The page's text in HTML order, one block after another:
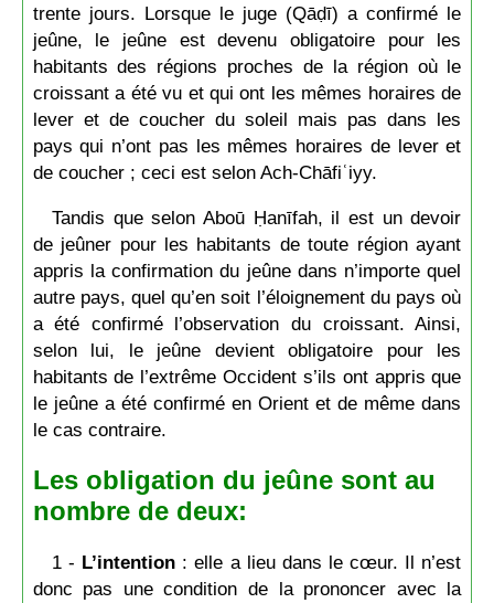
trente jours. Lorsque le juge (Qāḍī) a confirmé le
jeûne, le jeûne est devenu obligatoire pour les
habitants des régions proches de la région où le
croissant a été vu et qui ont les mêmes horaires de
lever et de coucher du soleil mais pas dans les
pays qui n’ont pas les mêmes horaires de lever et
de coucher ; ceci est selon Ach-Chāfiʿiyy.
Tandis que selon Aboū Ḥanīfah, il est un devoir
de jeûner pour les habitants de toute région ayant
appris la confirmation du jeûne dans n’importe quel
autre pays, quel qu’en soit l’éloignement du pays où
a été confirmé l’observation du croissant. Ainsi,
selon lui, le jeûne devient obligatoire pour les
habitants de l’extrême Occident s’ils ont appris que
le jeûne a été confirmé en Orient et de même dans
le cas contraire.
Les obligation du jeûne sont au
nombre de deux:
1 - L’intention : elle a lieu dans le cœur. Il n’est
donc pas une condition de la prononcer avec la